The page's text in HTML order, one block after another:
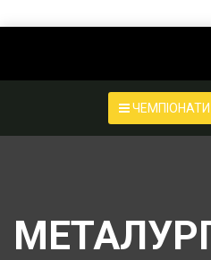
ЧЕМПІОНАТИ